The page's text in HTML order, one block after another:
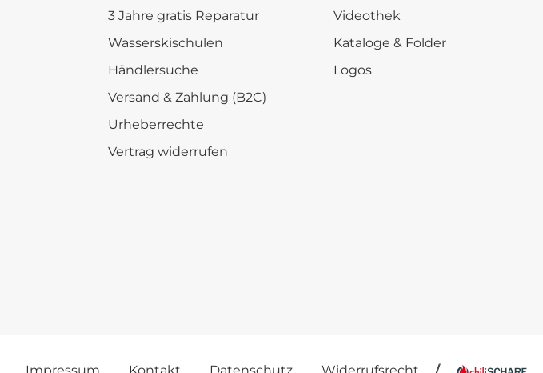
3 Jahre gratis Reparatur
Wasserskischulen
Händlersuche
Versand & Zahlung (B2C)
Urheberrechte
Vertrag widerrufen
Videothek
Kataloge & Folder
Logos